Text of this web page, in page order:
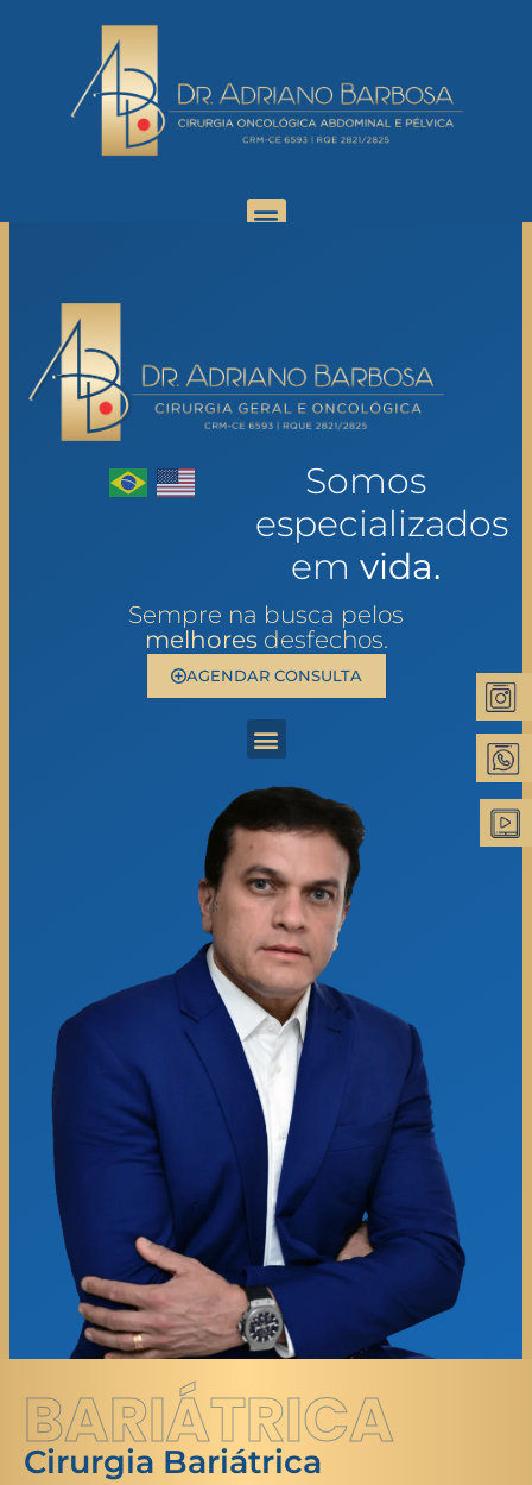
Somos
especializados
em vida.
Sempre na busca pelos
melhores desfechos.
AGENDAR CONSULTA
BARIÁTRICA
Cirurgia Bariátrica